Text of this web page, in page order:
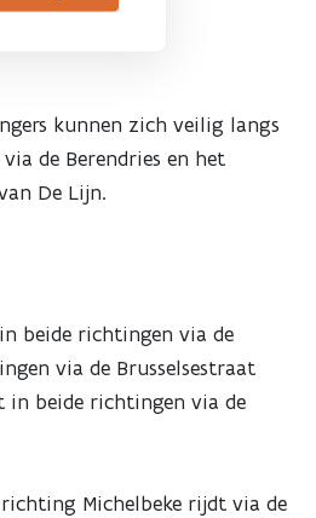
kunnen zich veilig langs
de Berendries en het
De Lijn.
beide richtingen via de
via de Brusselsestraat
in beide richtingen via de
Michelbeke rijdt via de